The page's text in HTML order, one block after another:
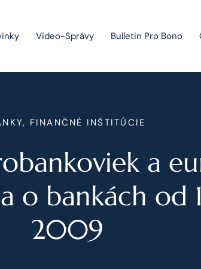
Video-Správy Bulletin Pro Bono
spoločností
súťaže
FINANČNÉ INŠTITÚCIE
a
o bankách od
2009